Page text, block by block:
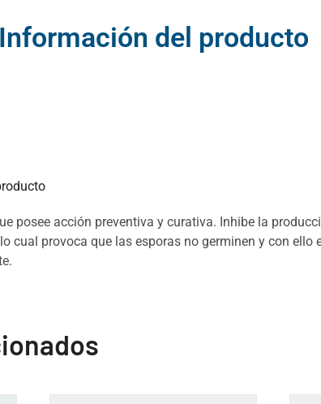
Información del producto
posee acción preventiva y curativa. Inhibe la
cual provoca que las esporas no germinen y con ello